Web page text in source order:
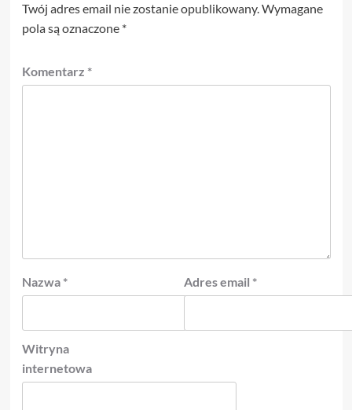
Twój adres email nie zostanie opublikowany.Wymagane
pola są oznaczone *
Komentarz *
Nazwa * Adres email *
Witryna
internetowa